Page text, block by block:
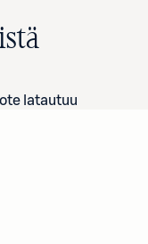
latautuu